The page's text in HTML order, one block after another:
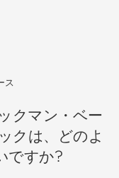
ス
クマン・ベー
クは、どのよ
ですか?